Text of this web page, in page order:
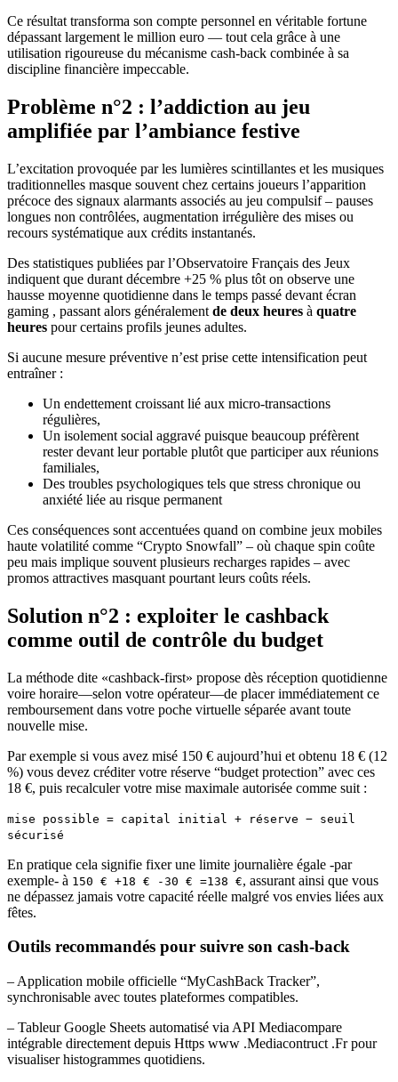
Ce résultat transforma son compte personnel en véritable fortune
dépassant largement le million euro — tout cela grâce à une
utilisation rigoureuse du mécanisme cash‑back combinée à sa
discipline financière impeccable.
Problème n°2 : l’addiction au jeu
amplifiée par l’ambiance festive
L’excitation provoquée par les lumières scintillantes et les musiques
traditionnelles masque souvent chez certains joueurs l’apparition
précoce des signaux alarmants associés au jeu compulsif – pauses
longues non contrôlées, augmentation irrégulière des mises ou
recours systématique aux crédits instantanés.
Des statistiques publiées par l’Observatoire Français des Jeux
indiquent que durant décembre +25 % plus tôt on observe une
hausse moyenne quotidienne dans le temps passé devant écran
gaming , passant alors généralement de deux heures à quatre
heures pour certains profils jeunes adultes.
Si aucune mesure préventive n’est prise cette intensification peut
entraîner :
Un endettement croissant lié aux micro‑transactions
régulières,
Un isolement social aggravé puisque beaucoup préfèrent
rester devant leur portable plutôt que participer aux réunions
familiales,
Des troubles psychologiques tels que stress chronique ou
anxiété liée au risque permanent
Ces conséquences sont accentuées quand on combine jeux mobiles
haute volatilité comme “Crypto Snowfall” – où chaque spin coûte
peu mais implique souvent plusieurs recharges rapides – avec
promos attractives masquant pourtant leurs coûts réels.
Solution n°2 : exploiter le cashback
comme outil de contrôle du budget
La méthode dite «​cashback‑first​» propose dès réception quotidienne
voire horaire—selon votre opérateur—de placer immédiatement ce
remboursement dans votre poche virtuelle séparée avant toute
nouvelle mise.
Par exemple si vous avez misé 150 € aujourd’hui et obtenu 18 € (12
%) vous devez créditer votre réserve “budget protection” avec ces
18 €, puis recalculer votre mise maximale autorisée comme suit :
mise possible = capital initial + réserve − seuil
sécurisé
En pratique cela signifie fixer une limite journalière égale ‑par
exemple‑ à 150 € +18 € -30 € =138 €, assurant ainsi que vous
ne dépassez jamais votre capacité réelle malgré vos envies liées aux
fêtes.
Outils recommandés pour suivre son cash‑back
– Application mobile officielle “MyCashBack Tracker”,
synchronisable avec toutes plateformes compatibles.
– Tableur Google Sheets automatisé via API Mediacompare
intégrable directement depuis Https www .Mediacontruct .Fr pour
visualiser histogrammes quotidiens.